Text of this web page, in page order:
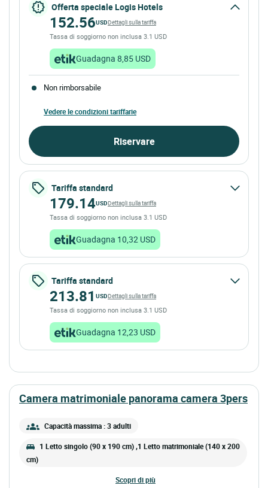
Offerta speciale Logis Hotels
152.56USDDettagli sulla tariffa
Tassa di soggiorno non inclusa 3.1 USD
Guadagna 8,85 USD
Non rimborsabile
Vedere le condizioni tariffarie
Riservare
Tariffa standard
179.14USDDettagli sulla tariffa
Tassa di soggiorno non inclusa 3.1 USD
Guadagna 10,32 USD
Tariffa standard
213.81 USDDettagli sulla tariffa
Tassa di soggiorno non inclusa 3.1 USD
Guadagna 12,23 USD
camera matrimoniale panorama camera 3pers
Capacità massima : 3 adulti
1 Letto singolo (90 x 190 cm) ,1 Letto matrimoniale (140 x 200
cm)
scopri di più